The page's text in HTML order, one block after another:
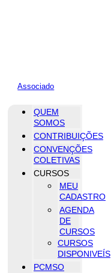
Associado
QUEM
SOMOS
CONTRIBUIÇÕES
CONVENÇÕES
COLETIVAS
CURSOS
MEU
CADASTRO
AGENDA
DE
CURSOS
CURSOS
DISPONIVEÍS
PCMSO